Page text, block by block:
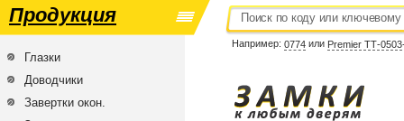
Продукция
Например: 0774 или Premier ТТ-
Глазки
Доводчики
Завертки окон.